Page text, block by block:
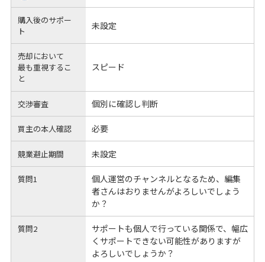
購入後のサポー
ト
未設定
売却において
最も重視するこ
と
スピード
交渉審査 個別に確認し判断
買主の本人確認 必要
競業避止期間 未設定
質問1
個人運営のチャンネルとなるため、編集
者さんはおりませんがよろしいでしょう
か？
質問2
サポートも個人で行っている関係で、幅広
くサポートできない可能性がありますが
よろしいでしょうか？